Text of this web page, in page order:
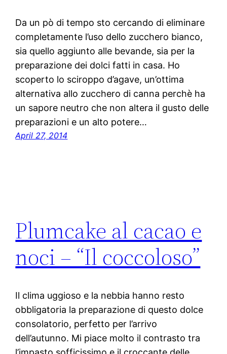
Da un pò di tempo sto cercando di eliminare
completamente l’uso dello zucchero bianco,
sia quello aggiunto alle bevande, sia per la
preparazione dei dolci fatti in casa. Ho
scoperto lo sciroppo d’agave, un’ottima
alternativa allo zucchero di canna perchè ha
un sapore neutro che non altera il gusto delle
preparazioni e un alto potere…
April 27, 2014
Plumcake al cacao e
noci – “Il coccoloso”
Il clima uggioso e la nebbia hanno resto
obbligatoria la preparazione di questo dolce
consolatorio, perfetto per l’arrivo
dell’autunno. Mi piace molto il contrasto tra